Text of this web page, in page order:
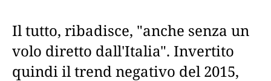
Il tutto, ribadisce, "anche senza un
volo diretto dall'Italia". Invertito
quindi il trend negativo del 2015,